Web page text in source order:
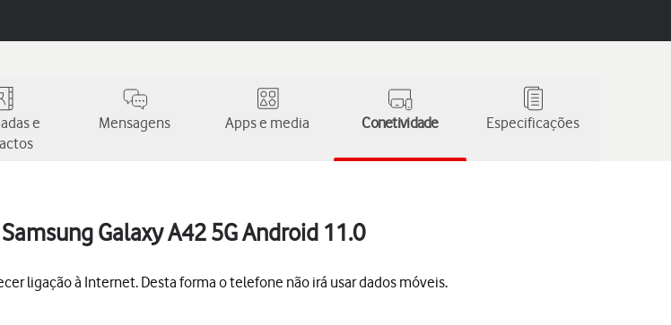
e
Mensagens Apps e media Conetividade Especificações
Galaxy A42 5G Android 11.0
ligação à Internet. Desta forma o telefone não irá usar dados móveis.